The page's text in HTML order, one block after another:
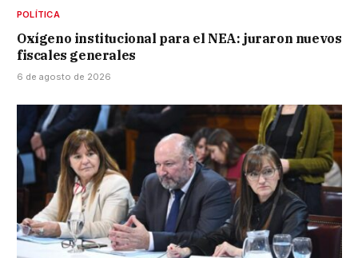
POLÍTICA
Oxígeno institucional para el NEA: juraron nuevos
fiscales generales
6 de agosto de 2026